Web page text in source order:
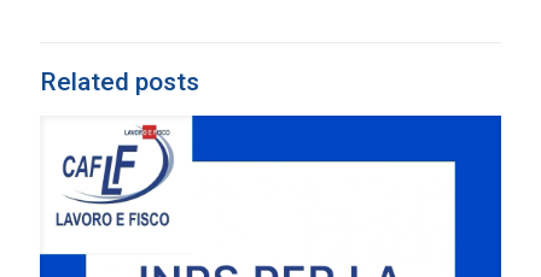
Related posts